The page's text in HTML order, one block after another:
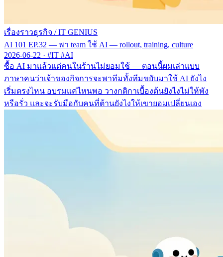
เรื่องราวธุรกิจ / IT GENIUS
AI 101 EP.32 — พา team ใช้ AI — rollout, training, culture
2026-06-22 · #IT #AI
ซื้อ AI มาแล้วแต่คนในร้านไม่ยอมใช้ — ตอนนี้ผมเล่าแบบ
ภาษาคนว่าเจ้าของกิจการจะพาทีมทั้งทีมขยับมาใช้ AI ยังไง
เริ่มตรงไหน อบรมแค่ไหนพอ วางกติกาเบื้องต้นยังไงไม่ให้พัง
หรือรั่ว และจะรับมือกับคนที่ต้านยังไงให้เขายอมเปลี่ยนเอง